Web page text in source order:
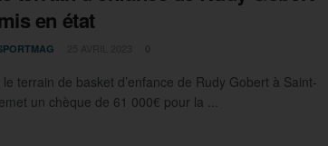
en état
terrain de basket d’enfance de Rudy Gobert à Saint-
un chèque de 61 000€ pour la ...